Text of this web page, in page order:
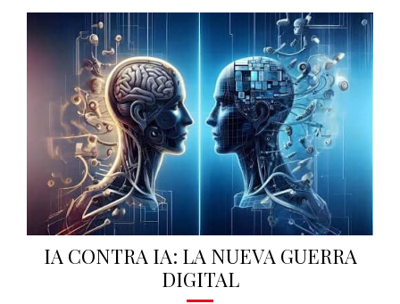
IA CONTRA IA: LA NUEVA GUERRA
DIGITAL